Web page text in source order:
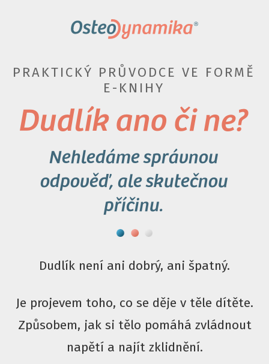
PRAKTICKÝ PRŮVODCE VE FORMĚ
E-KNIHY
Dudlík ano či ne?
Nehledáme správnou
odpověď, ale skutečnou
příčinu.
Dudlík není ani dobrý, ani špatný.
Je projevem toho, co se děje v těle dítěte.
Způsobem, jak si tělo pomáhá zvládnout
napětí a najít zklidnění.